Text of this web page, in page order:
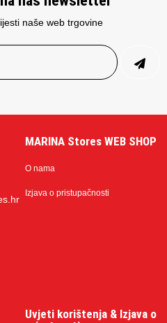
naše web trgovine
MARINA Stores WEB SHOP
O nama
Izjava o pristupačnosti
Uvjeti korištenja & Izjava o